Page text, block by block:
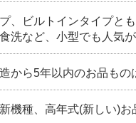
、ビルトインタイプと
洗など、小型でも人気
から5年以内のお品もの
機種、高年式(新しい)